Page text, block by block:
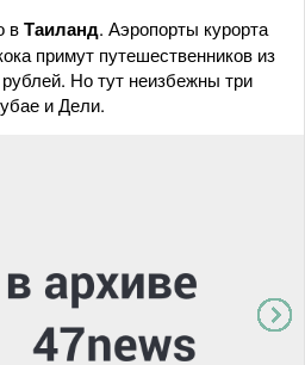
вТаиланд. Аэропорты курорта
примут путешественников из
Но тут неизбежны три
и Дели.